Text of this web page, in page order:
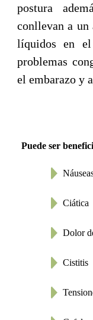
postura
conllevan a un
líquidos en el
problemas
el embarazo y
Puede ser
Ciática
Dolor
Cistitis